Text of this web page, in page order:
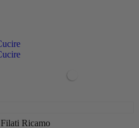
Filati Ricamo